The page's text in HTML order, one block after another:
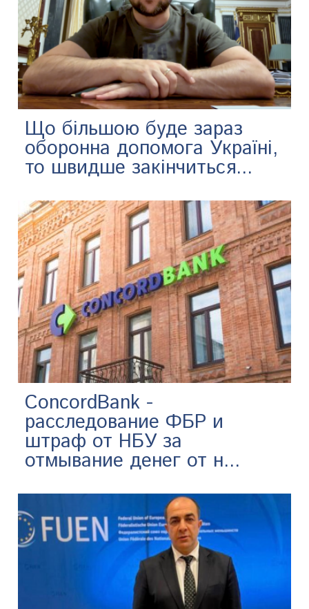
Що більшою буде зараз
оборонна допомога Україні,
то швидше закінчиться...
ConcordBank -
расследование ФБР и
штраф от НБУ за
отмывание денег от н...